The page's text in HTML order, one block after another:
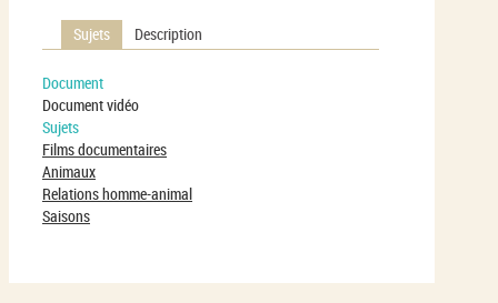
Sujets Description
Document
Document vidéo
Sujets
Films documentaires
Animaux
Relations homme-animal
Saisons